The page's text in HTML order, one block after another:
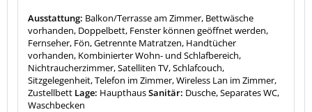
Ausstattung: Balkon/Terrasse am Zimmer, Bettwäsche
vorhanden, Doppelbett, Fenster können geöffnet werden,
Fernseher, Fön, Getrennte Matratzen, Handtücher
vorhanden, Kombinierter Wohn- und Schlafbereich,
Nichtraucherzimmer, Satelliten TV, Schlafcouch,
Sitzgelegenheit, Telefon im Zimmer, Wireless Lan im Zimmer,
Zustellbett Lage: HaupthausSanitär: Dusche, Separates WC,
Waschbecken